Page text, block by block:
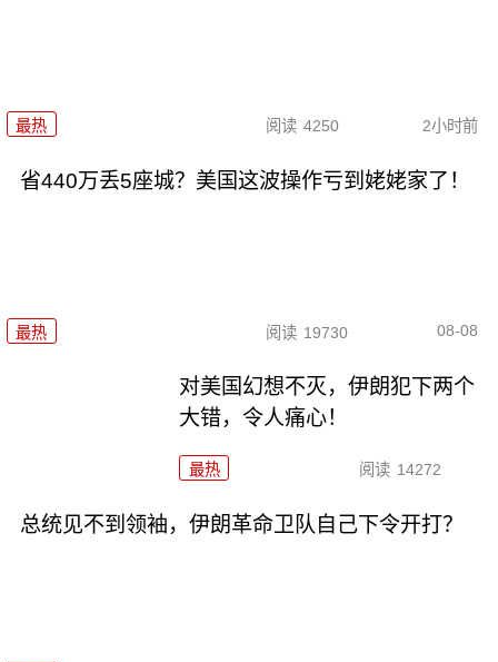
最热 阅读 4250 2小时前
省440万丢5座城？美国这波操作亏到姥姥家了！
最热 阅读 19730 08-08
对美国幻想不灭，伊朗犯下两个
大错，令人痛心！
最热 阅读 14272
总统见不到领袖，伊朗革命卫队自己下令开打？